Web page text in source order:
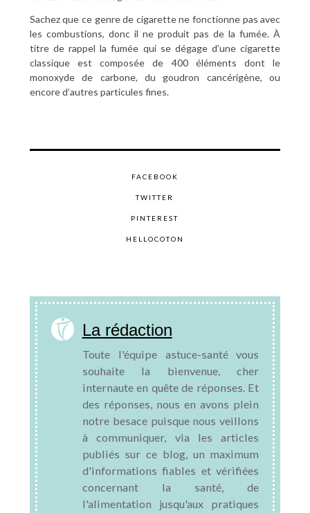
Sachez que ce genre de cigarette ne fonctionne pas avec
les combustions, donc il ne produit pas de la fumée. À
titre de rappel la fumée qui se dégage d’une cigarette
classique est composée de 400 éléments dont le
monoxyde de carbone, du goudron cancérigène, ou
encore d’autres particules fines.
FACEBOOK
TWITTER
PINTEREST
HELLOCOTON
La rédaction
Toute l'équipe astuce-santé vous
souhaite la bienvenue, cher
internaute en quête de réponses. Et
des réponses, nous en avons plein
notre besace puisque nous veillons
à communiquer, via les articles
publiés sur ce blog, un maximum
d'informations fiables et vérifiées
concernant la santé, de
l'alimentation jusqu'aux pratiques